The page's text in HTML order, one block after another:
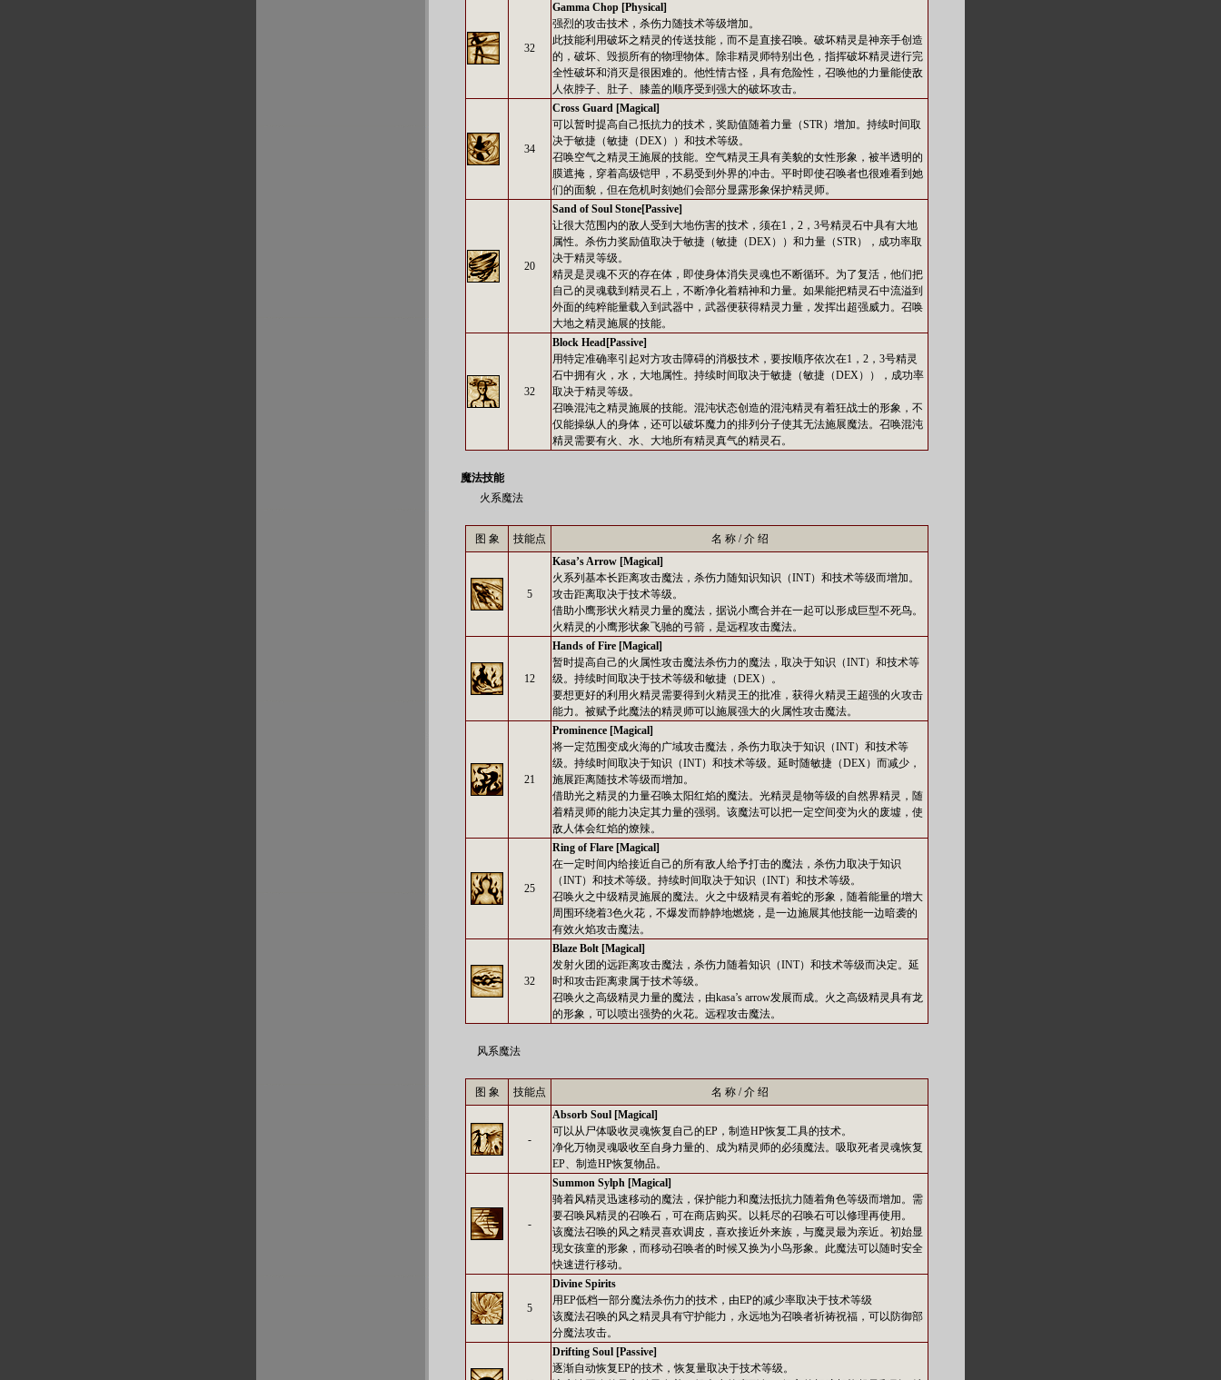
32
Gamma Chop [Physical]
强烈的攻击技术，杀伤力随技术等级增加。
此技能利用破坏之精灵的传送技能，而不是直接召唤。破坏精灵是神亲手创造
的，破坏、毁损所有的物理物体。除非精灵师特别出色，指挥破坏精灵进行完
全性破坏和消灭是很困难的。他性情古怪，具有危险性，召唤他的力量能使敌
人依脖子、肚子、膝盖的顺序受到强大的破坏攻击。
34
Cross Guard [Magical]
可以暂时提高自己抵抗力的技术，奖励值随着力量（STR）增加。持续时间取
决于敏捷（敏捷（DEX））和技术等级。
召唤空气之精灵王施展的技能。空气精灵王具有美貌的女性形象，被半透明的
膜遮掩，穿着高级铠甲，不易受到外界的冲击。平时即使召唤者也很难看到她
们的面貌，但在危机时刻她们会部分显露形象保护精灵师。
20
Sand of Soul Stone[Passive]
让很大范围内的敌人受到大地伤害的技术，须在1，2，3号精灵石中具有大地
属性。杀伤力奖励值取决于敏捷（敏捷（DEX））和力量（STR），成功率取
决于精灵等级。
精灵是灵魂不灭的存在体，即使身体消失灵魂也不断循环。为了复活，他们把
自己的灵魂载到精灵石上，不断净化着精神和力量。如果能把精灵石中流溢到
外面的纯粹能量载入到武器中，武器便获得精灵力量，发挥出超强威力。召唤
大地之精灵施展的技能。
32
Block Head[Passive]
用特定准确率引起对方攻击障碍的消极技术，要按顺序依次在1，2，3号精灵
石中拥有火，水，大地属性。持续时间取决于敏捷（敏捷（DEX）），成功率
取决于精灵等级。
召唤混沌之精灵施展的技能。混沌状态创造的混沌精灵有着狂战士的形象，不
仅能操纵人的身体，还可以破坏魔力的排列分子使其无法施展魔法。召唤混沌
精灵需要有火、水、大地所有精灵真气的精灵石。
魔法技能
火系魔法
图 象 技能点 名 称 / 介 绍
5
Kasa’s Arrow [Magical]
火系列基本长距离攻击魔法，杀伤力随知识知识（INT）和技术等级而增加。
攻击距离取决于技术等级。
借助小鹰形状火精灵力量的魔法，据说小鹰合并在一起可以形成巨型不死鸟。
火精灵的小鹰形状象飞驰的弓箭，是远程攻击魔法。
12
Hands of Fire [Magical]
暂时提高自己的火属性攻击魔法杀伤力的魔法，取决于知识（INT）和技术等
级。持续时间取决于技术等级和敏捷（DEX）。
要想更好的利用火精灵需要得到火精灵王的批准，获得火精灵王超强的火攻击
能力。被赋予此魔法的精灵师可以施展强大的火属性攻击魔法。
21
Prominence [Magical]
将一定范围变成火海的广域攻击魔法，杀伤力取决于知识（INT）和技术等
级。持续时间取决于知识（INT）和技术等级。延时随敏捷（DEX）而减少，
施展距离随技术等级而增加。
借助光之精灵的力量召唤太阳红焰的魔法。光精灵是物等级的自然界精灵，随
着精灵师的能力决定其力量的强弱。该魔法可以把一定空间变为火的废墟，使
敌人体会红焰的燎辣。
25
Ring of Flare [Magical]
在一定时间内给接近自己的所有敌人给予打击的魔法，杀伤力取决于知识
（INT）和技术等级。持续时间取决于知识（INT）和技术等级。
召唤火之中级精灵施展的魔法。火之中级精灵有着蛇的形象，随着能量的增大
周围环绕着3色火花，不爆发而静静地燃烧，是一边施展其他技能一边暗袭的
有效火焰攻击魔法。
32
Blaze Bolt [Magical]
发射火团的远距离攻击魔法，杀伤力随着知识（INT）和技术等级而决定。延
时和攻击距离隶属于技术等级。
召唤火之高级精灵力量的魔法，由kasa’s arrow发展而成。火之高级精灵具有龙
的形象，可以喷出强势的火花。远程攻击魔法。
风系魔法
图 象 技能点 名 称 / 介 绍
-
Absorb Soul [Magical]
可以从尸体吸收灵魂恢复自己的EP，制造HP恢复工具的技术。
净化万物灵魂吸收至自身力量的、成为精灵师的必须魔法。吸取死者灵魂恢复
EP、制造HP恢复物品。
-
Summon Sylph [Magical]
骑着风精灵迅速移动的魔法，保护能力和魔法抵抗力随着角色等级而增加。需
要召唤风精灵的召唤石，可在商店购买。以耗尽的召唤石可以修理再使用。
该魔法召唤的风之精灵喜欢调皮，喜欢接近外来族，与魔灵最为亲近。初始显
现女孩童的形象，而移动召唤者的时候又换为小鸟形象。此魔法可以随时安全
快速进行移动。
5
Divine Spirits
用EP低档一部分魔法杀伤力的技术，由EP的减少率取决于技术等级
该魔法召唤的风之精灵具有守护能力，永远地为召唤者祈祷祝福，可以防御部
分魔法攻击。
Drifting Soul [Passive]
逐渐自动恢复EP的技术，恢复量取决于技术等级。